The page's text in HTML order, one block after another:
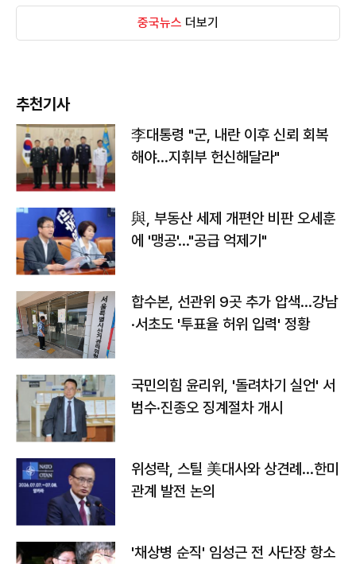
중국뉴스 더보기
추천기사
李대통령 "군, 내란 이후 신뢰 회복
해야…지휘부 헌신해달라"
與, 부동산 세제 개편안 비판 오세훈
에 '맹공'…"공급 억제기"
합수본, 선관위 9곳 추가 압색…강남
·서초도 '투표율 허위 입력' 정황
국민의힘 윤리위, '돌려차기 실언' 서
범수·진종오 징계절차 개시
위성락, 스틸 美대사와 상견례…한미
관계 발전 논의
'채상병 순직' 임성근 전 사단장 항소